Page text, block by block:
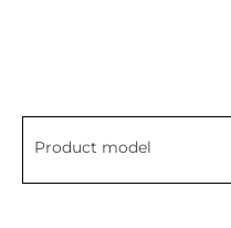
Product model